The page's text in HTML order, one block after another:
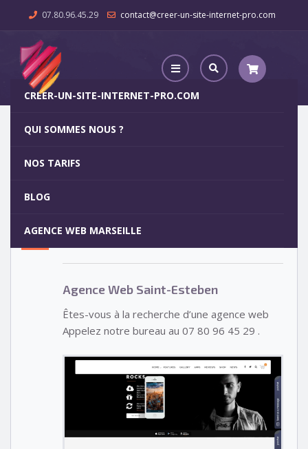
07.80.96.45.29 contact@creer-un-site-internet-pro.com
CREER-UN-SITE-INTERNET-PRO.COM
QUI SOMMES NOUS ?
NOS TARIFS
BLOG
AGENCE WEB MARSEILLE
Agence Web Saint-Esteben
5
Votre site internet pour 29€
Agence Web Saint-Esteben
Êtes-vous à la recherche d’une agence web
Appelez notre bureau au 07 80 96 45 29 .